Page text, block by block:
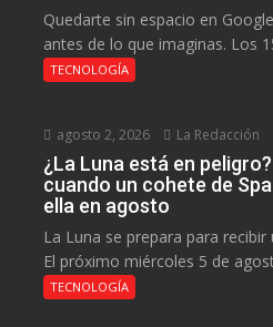
Quedarte sin espacio en
antes de lo que imaginas. Los
TECNOLOGÍA
agosto 2, 2026 La Redacción
¿La Luna está en
cuando un cohete de
ella en agosto
La Luna se prepara para
El próximo miércoles 5 de
TECNOLOGÍA